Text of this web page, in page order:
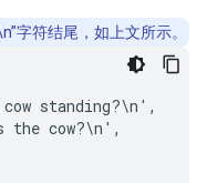
字符结尾，如上文所示。
standing?\n',
the cow?\n',